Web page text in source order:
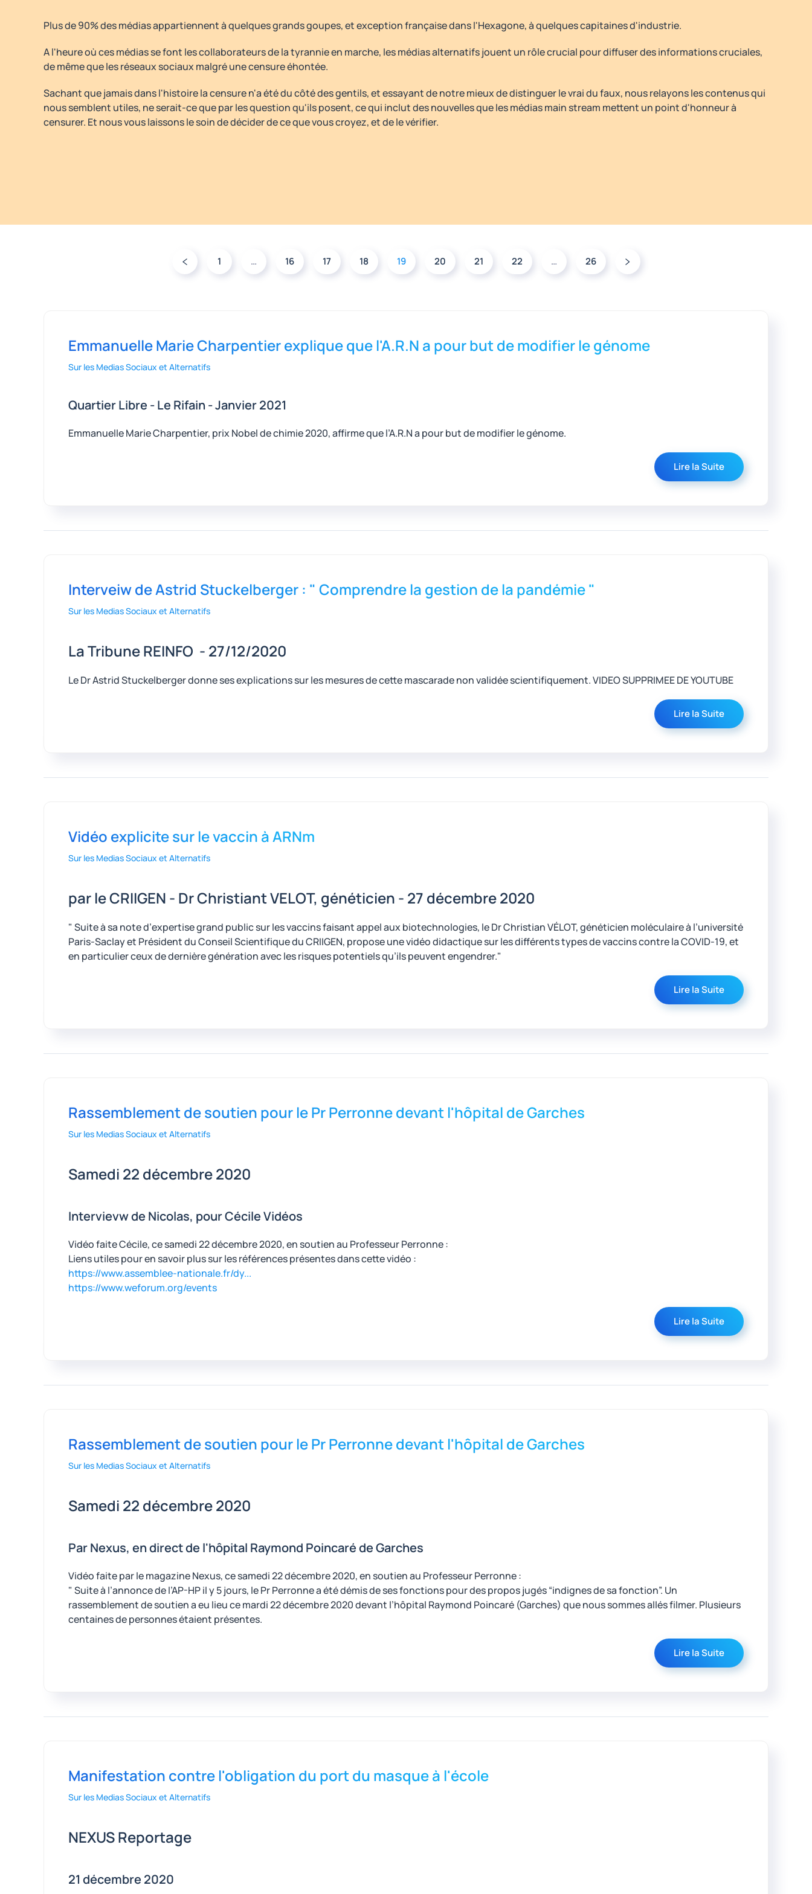
Plus de 90% des médias appartiennent à quelques grands goupes, et exception française dans l'Hexagone, à quelques capitaines d'industrie.
A l'heure où ces médias se font les collaborateurs de la tyrannie en marche, les médias alternatifs jouent un rôle crucial pour diffuser des informations cruciales,
de même que les réseaux sociaux malgré une censure éhontée.
Sachant que jamais dans l'histoire la censure n'a été du côté des gentils, et essayant de notre mieux de distinguer le vrai du faux, nous relayons les contenus qui
nous semblent utiles, ne serait-ce que par les question qu'ils posent, ce qui inclut des nouvelles que les médias main stream mettent un point d'honneur à
censurer. Et nous vous laissons le soin de décider de ce que vous croyez, et de le vérifier.
1 … 16 17 18 19 20 21 22 … 26
Emmanuelle Marie Charpentier explique que l'A.R.N a pour but de modifier le génome
Sur les Medias Sociaux et Alternatifs
Quartier Libre - Le Rifain - Janvier 2021
Emmanuelle Marie Charpentier, prix Nobel de chimie 2020, affirme que l’A.R.N a pour but de modifier le génome.
Lire la Suite
Interveiw de Astrid Stuckelberger : " Comprendre la gestion de la pandémie "
Sur les Medias Sociaux et Alternatifs
La Tribune REINFO - 27/12/2020
Le Dr Astrid Stuckelberger donne ses explications sur les mesures de cette mascarade non validée scientifiquement. VIDEO SUPPRIMEE DE YOUTUBE
Lire la Suite
Vidéo explicite sur le vaccin à ARNm
Sur les Medias Sociaux et Alternatifs
par le CRIIGEN - Dr Christiant VELOT, généticien - 27 décembre 2020
" Suite à sa note d’expertise grand public sur les vaccins faisant appel aux biotechnologies, le Dr Christian VÉLOT, généticien moléculaire à l’université
Paris-Saclay et Président du Conseil Scientifique du CRIIGEN, propose une vidéo didactique sur les différents types de vaccins contre la COVID-19, et
en particulier ceux de dernière génération avec les risques potentiels qu’ils peuvent engendrer."
Lire la Suite
Rassemblement de soutien pour le Pr Perronne devant l'hôpital de Garches
Sur les Medias Sociaux et Alternatifs
Samedi 22 décembre 2020
Intervievw de Nicolas, pour Cécile Vidéos
Vidéo faite Cécile, ce samedi 22 décembre 2020, en soutien au Professeur Perronne :
Liens utiles pour en savoir plus sur les références présentes dans cette vidéo :
https://www.assemblee-nationale.fr/dy...
https://www.weforum.org/events
Lire la Suite
Rassemblement de soutien pour le Pr Perronne devant l'hôpital de Garches
Sur les Medias Sociaux et Alternatifs
Samedi 22 décembre 2020
Par Nexus, en direct de l'hôpital Raymond Poincaré de Garches
Vidéo faite par le magazine Nexus, ce samedi 22 décembre 2020, en soutien au Professeur Perronne :
" Suite à l’annonce de l’AP-HP il y 5 jours, le Pr Perronne a été démis de ses fonctions pour des propos jugés “indignes de sa fonction”. Un
rassemblement de soutien a eu lieu ce mardi 22 décembre 2020 devant l’hôpital Raymond Poincaré (Garches) que nous sommes allés filmer. Plusieurs
centaines de personnes étaient présentes.
Lire la Suite
Manifestation contre l'obligation du port du masque à l'école
Sur les Medias Sociaux et Alternatifs
NEXUS Reportage
21 décembre 2020